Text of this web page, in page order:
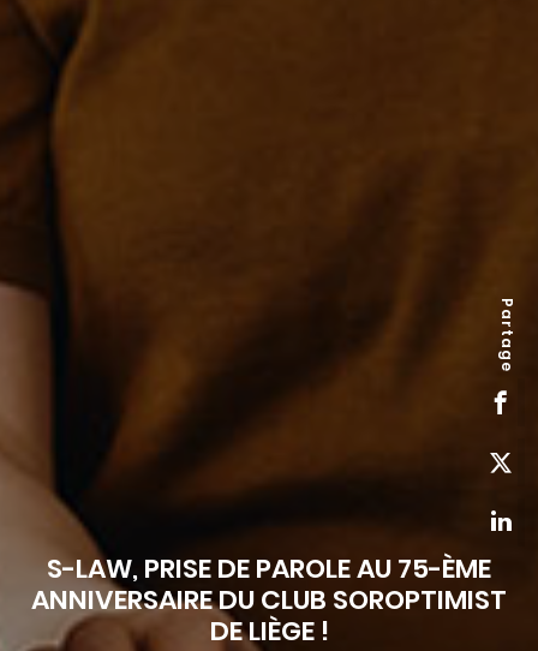
Partage
S-LAW, PRISE DE PAROLE AU 75-ÈME
ANNIVERSAIRE DU CLUB SOROPTIMIST
DE LIÈGE !